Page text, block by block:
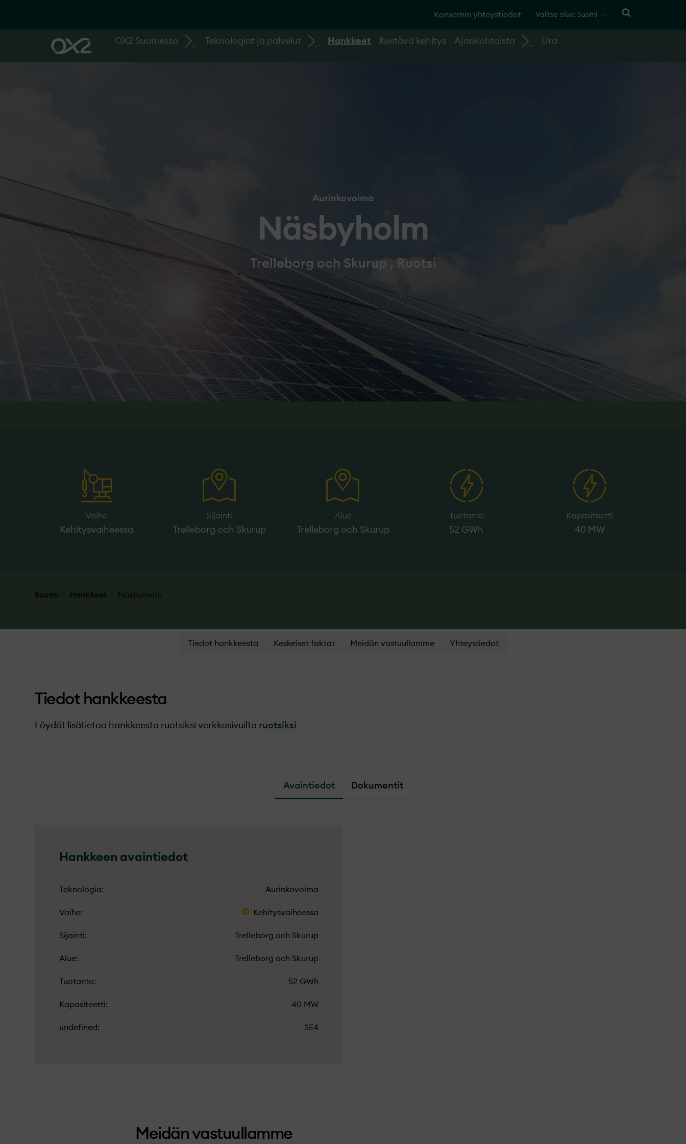
Konsernin yhteystiedot Valitse alue: Suomi
OX2 Suomessa Teknologiat ja palvelut Hankkeet Kestävä kehitys Ajankohtaista Ura
Aurinkovoima
Näsbyholm
Trelleborg och Skurup , Ruotsi
Vaihe
Kehitysvaiheessa
Sijainti
Trelleborg och Skurup
Alue
Trelleborg och Skurup
Tuotanto
52 GWh
Kapasiteetti
40 MW
Suomi Hankkeet Näsbyholm
Tiedot hankkeesta Keskeiset faktat Meidän vastuullamme Yhteystiedot
Tiedot hankkeesta
Löydät lisätietoa hankkeesta ruotsiksi verkkosivuilta ruotsiksi
Avaintiedot Dokumentit
Hankkeen avaintiedot
Teknologia Aurinkovoima
Vaihe Kehitysvaiheessa
Sijainti Trelleborg och Skurup
Alue Trelleborg och Skurup
Tuotanto 52 GWh
Kapasiteetti 40 MW
undefined SE4
Meidän vastuullamme